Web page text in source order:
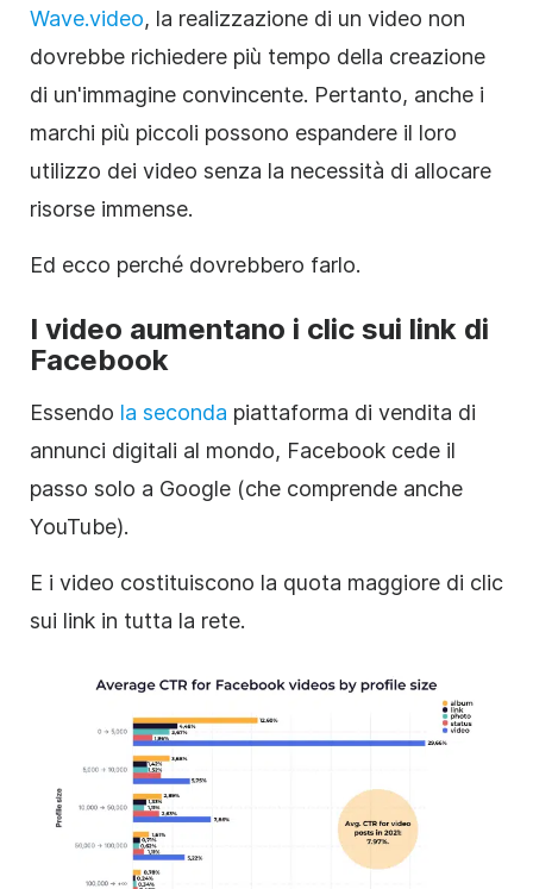
Wave.video, la realizzazione di un video non
dovrebbe richiedere più tempo della creazione
di un'immagine convincente. Pertanto, anche i
marchi più piccoli possono espandere il loro
utilizzo dei video senza la necessità di allocare
risorse immense.
Ed ecco perché dovrebbero farlo.
I video aumentano i clic sui link di
Facebook
Essendo la seconda piattaforma di vendita di
annunci digitali al mondo, Facebook cede il
passo solo a Google (che comprende anche
YouTube).
E i video costituiscono la quota maggiore di clic
sui link in tutta la rete.